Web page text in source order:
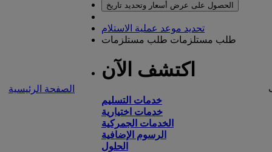
الصفحة الرئيسية
الحصول على عرض أسعار وتحديد تاريخ
تحديد موعد عملية الاستلام
طلب مستلزمات طلب مستلزمات
اكتشف الآن
خدمات التسليم
خدمات اختيارية
الخدمات الجمركية
الرسوم الإضافية
الحلول